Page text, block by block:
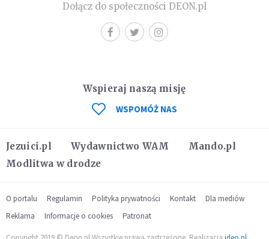
Dołącz do społeczności DEON.pl
Jezuici.pl Wydawnictwo WAM
Mando.pl
Modlitwa w drodze
Wspieraj naszą misję
WSPOMÓŻ NAS
O portalu Regulamin Polityka prywatności Kontakt
Dla mediów
Reklama
Informacje o cookies Patronat